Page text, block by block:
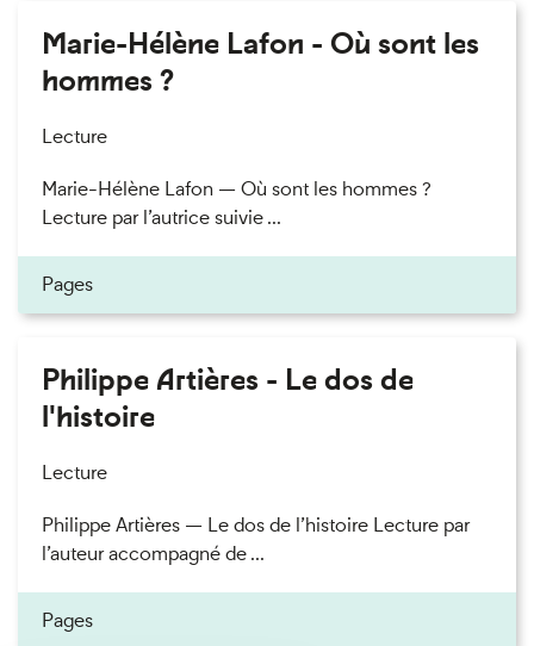
Marie-Hélène Lafon - Où sont les
hommes ?
Lecture
Marie-Hélène Lafon — Où sont les hommes ?
Lecture par l’autrice suivie ...
Pages
Philippe Artières - Le dos de
l'histoire
Lecture
Philippe Artières — Le dos de l’histoire Lecture par
l’auteur accompagné de ...
Pages